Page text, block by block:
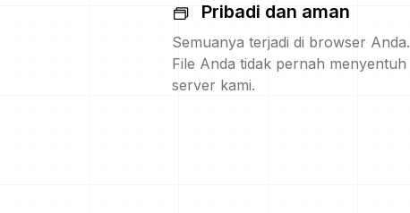
Pribadi dan aman
Semuanya terjadi di browser Anda.
File Anda tidak pernah menyentuh
server kami.